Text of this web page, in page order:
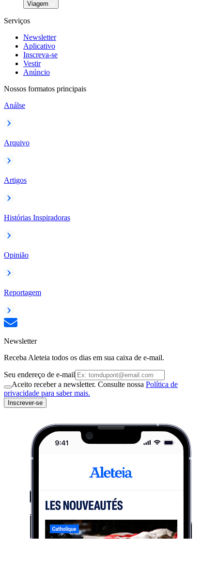
Viagem
Serviços
Newsletter
Aplicativo
Inscreva-se
Vestir
Anúncio
Nossos formatos principais
Análse
Arquivo
Artigos
Histórias Inspiradoras
Opinião
Reportagem
Newsletter
Receba Aleteia todos os dias em sua caixa de e-mail.
Seu endereço de e-mail
Aceito receber a newsletter. Consulte nossa Política de
privacidade para saber mais.
Inscrever-se